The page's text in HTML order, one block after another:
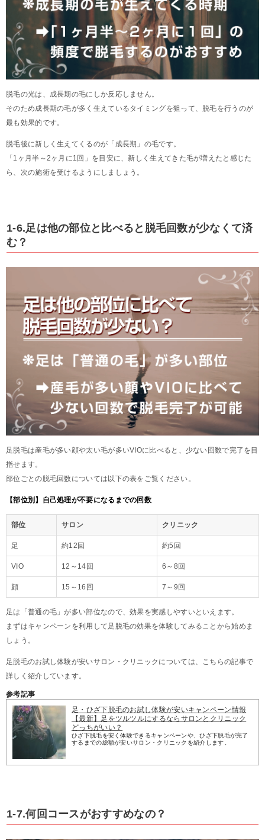
脱毛の光は、成長期の毛にしか反応しません。
そのため成長期の毛が多く生えているタイミングを狙って、脱毛を行うのが
最も効果的です。
脱毛後に新しく生えてくるのが「成長期」の毛です。
「1ヶ月半～2ヶ月に1回」を目安に、新しく生えてきた毛が増えたと感じた
ら、次の施術を受けるようにしましょう。
1-6.足は他の部位と比べると脱毛回数が少なくて済
む？
足脱毛は産毛が多い顔や太い毛が多いVIOに比べると、少ない回数で完了を目
指せます。
部位ごとの脱毛回数については以下の表をご覧ください。
【部位別】自己処理が不要になるまでの回数
部位 サロン クリニック
足 約12回 約5回
VIO 12～14回 6～8回
顔 15～16回 7～9回
足は「普通の毛」が多い部位なので、効果を実感しやすいといえます。
まずはキャンペーンを利用して足脱毛の効果を体験してみることから始めま
しょう。
足脱毛のお試し体験が安いサロン・クリニックについては、こちらの記事で
詳しく紹介しています。
参考記事
足・ひざ下脱毛のお試し体験が安いキャンペーン情報
【最新】足をツルツルにするならサロンとクリニック
どっちがいい？
ひざ下脱毛を安く体験できるキャンペーンや、ひざ下脱毛が完了
するまでの総額が安いサロン・クリニックを紹介します。
1-7.何回コースがおすすめなの？